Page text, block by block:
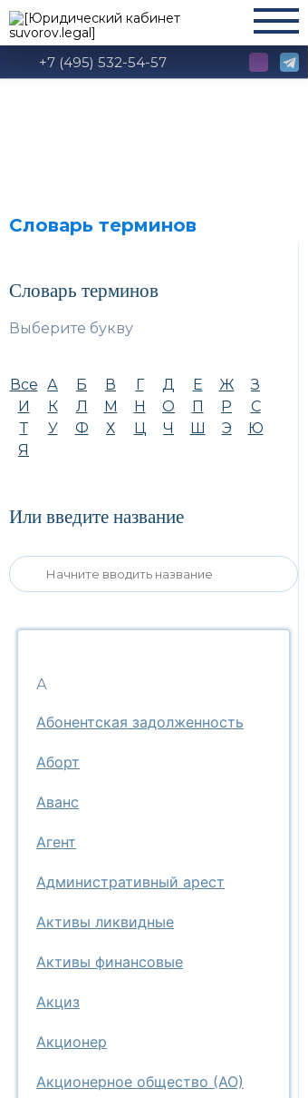
+7 (495) 532-54-57
Словарь терминов
Словарь терминов
Выберите букву
Все А Б В Г Д Е Ж
З
И
К Л М Н О П Р
С
Т
У Ф Х Ц Ч Ш Э
Ю
Я
Или введите название
А
Абонентская задолженность
Аборт
Аванс
Агент
Административный арест
Активы ликвидные
Активы финансовые
Акциз
Акционер
Акционерное общество (АО)